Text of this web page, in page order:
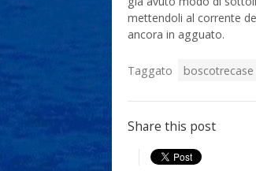
mettendoli al corrente
ancora in agguato.
Taggato boscotrecase
Share this post